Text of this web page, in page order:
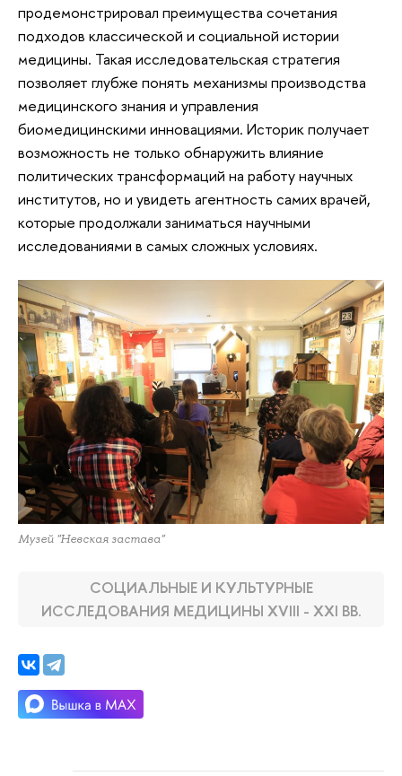
продемонстрировал преимущества сочетания
подходов классической и социальной истории
медицины. Такая исследовательская стратегия
позволяет глубже понять механизмы производства
медицинского знания и управления
биомедицинскими инновациями. Историк получает
возможность не только обнаружить влияние
политических трансформаций на работу научных
институтов, но и увидеть агентность самих врачей,
которые продолжали заниматься научными
исследованиями в самых сложных условиях.
Музей "Невская застава"
СОЦИАЛЬНЫЕ И КУЛЬТУРНЫЕ
ИССЛЕДОВАНИЯ МЕДИЦИНЫ XVIII - XXI ВВ.